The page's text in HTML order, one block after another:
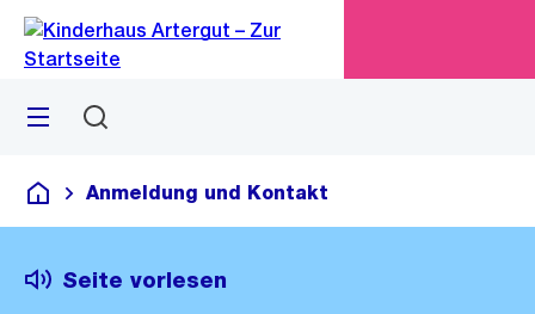
Navigation
Sprunglink
Menü
Kinderhaus Artergut
Anmeldung und Kontakt
Seite vorlesen